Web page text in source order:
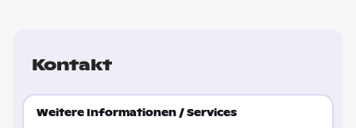
Kontakt
Weitere Informationen / Services